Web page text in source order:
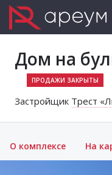
Дом на
Застройщик Трест
О комплексе На